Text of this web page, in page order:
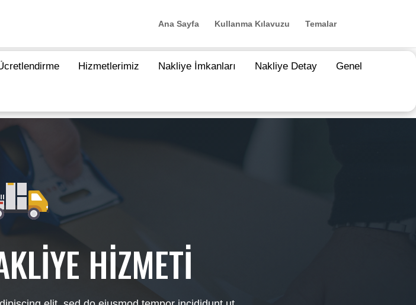
Ana Sayfa Kullanma Kılavuzu Temalar
Hizmetlerimiz Nakliye İmkanları Nakliye Detay Genel
HİZMETİ